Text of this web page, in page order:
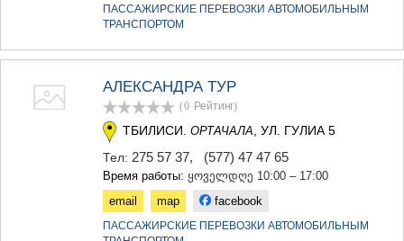
МЦХЕТА
ГУДАУРИ
АХАЛГОРИ
РАЧА-ЛЕЧХУМИ/НИЖНЯЯ
АМБРОЛАУРИ
МЕГРЕЛИЯ/ВЕРХНЯЯ
ПАССАЖИРСКИЕ ПЕРЕВОЗКИ АВТОМОБИЛЬНЫМ
ТРАНСПОРТОМ
АЛЕКСАНДРА ТУР
(0 Рейтинг)
ТБИЛИСИ. ОРТАЧАЛА , УЛ. ГУЛИА 5
Тел: 275 57 37, (577) 47 47 65
Время работы: ყოველდღე 10:00 – 17:00
email
map facebook
ПАССАЖИРСКИЕ ПЕРЕВОЗКИ АВТОМОБИЛЬНЫМ